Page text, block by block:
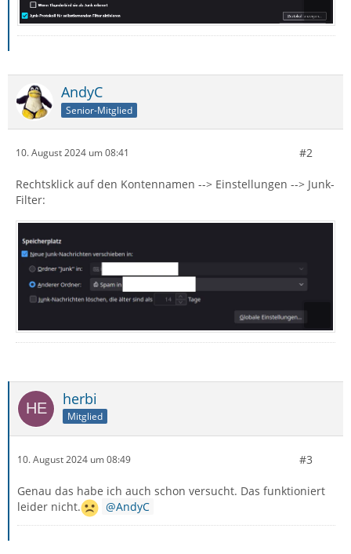
AndyC
Senior-Mitglied
10. August 2024 um 08:41 #2
Rechtsklick auf den Kontennamen --> Einstellungen --> Junk-
Filter:
herbi
Mitglied
10. August 2024 um 08:49 #3
Genau das habe ich auch schon versucht. Das funktioniert
leider nicht.
AndyC